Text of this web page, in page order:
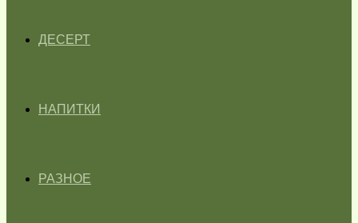
ДЕСЕРТ
НАПИТКИ
РАЗНОЕ